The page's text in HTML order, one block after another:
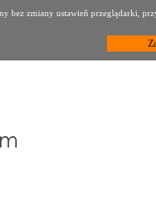
bez zmiany ustawieñ przeglądarki,